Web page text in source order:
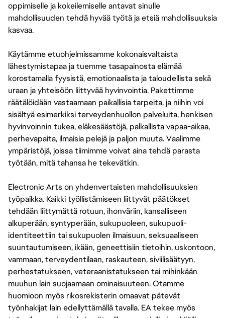
oppimiselle ja kokeilemiselle antavat sinulle
mahdollisuuden tehdä hyvää työtä ja etsiä mahdollisuuksia
kasvaa.
Käytämme etuohjelmissamme kokonaisvaltaista
lähestymistapaa ja tuemme tasapainosta elämää
korostamalla fyysistä, emotionaalista ja taloudellista sekä
uraan ja yhteisöön liittyvää hyvinvointia. Pakettimme
räätälöidään vastaamaan paikallisia tarpeita, ja niihin voi
sisältyä esimerkiksi terveydenhuollon palveluita, henkisen
hyvinvoinnin tukea, eläkesäästöjä, palkallista vapaa-aikaa,
perhevapaita, ilmaisia pelejä ja paljon muuta. Vaalimme
ympäristöjä, joissa tiimimme voivat aina tehdä parasta
työtään, mitä tahansa he tekevätkin.
Electronic Arts on yhdenvertaisten mahdollisuuksien
työpaikka. Kaikki työllistämiseen liittyvät päätökset
tehdään liittymättä rotuun, ihonväriin, kansalliseen
alkuperään, syntyperään, sukupuoleen, sukupuoli-
identiteettiin tai sukupuolen ilmaisuun, seksuaaliseen
suuntautumiseen, ikään, geneettisiin tietoihin, uskontoon,
vammaan, terveydentilaan, raskauteen, siviilisäätyyn,
perhestatukseen, veteraanistatukseen tai mihinkään
muuhun lain suojaamaan ominaisuuteen. Otamme
huomioon myös rikosrekisterin omaavat pätevät
työnhakijat lain edellyttämällä tavalla. EA tekee myös